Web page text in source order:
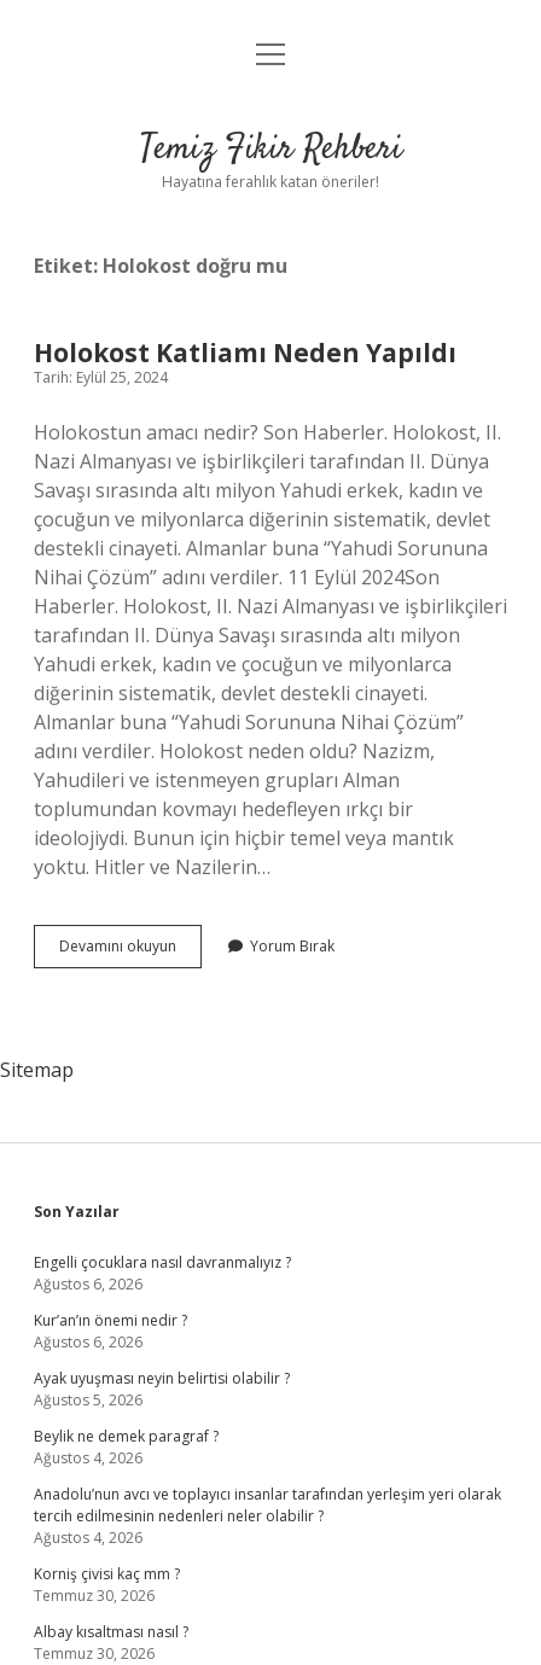
Anasayfa
Yasal Uyarı
menüyü
Temiz Fikir Rehberi
Hayatına ferahlık katan öneriler!
Etiket: Holokost doğru mu
Holokost Katliamı Neden Yapıldı
Tarih: Eylül 25, 2024
Holokostun amacı nedir? Son Haberler. Holokost, II.
Nazi Almanyası ve işbirlikçileri tarafından II. Dünya
Savaşı sırasında altı milyon Yahudi erkek, kadın ve
çocuğun ve milyonlarca diğerinin sistematik, devlet
destekli cinayeti. Almanlar buna “Yahudi Sorununa
Nihai Çözüm” adını verdiler. 11 Eylül 2024Son
Haberler. Holokost, II. Nazi Almanyası ve işbirlikçileri
tarafından II. Dünya Savaşı sırasında altı milyon
Yahudi erkek, kadın ve çocuğun ve milyonlarca
diğerinin sistematik, devlet destekli cinayeti.
Almanlar buna “Yahudi Sorununa Nihai Çözüm”
adını verdiler. Holokost neden oldu? Nazizm,
Yahudileri ve istenmeyen grupları Alman
toplumundan kovmayı hedefleyen ırkçı bir
ideolojiydi. Bunun için hiçbir temel veya mantık
yoktu. Hitler ve Nazilerin…
Devamını okuyun Holokost
Katliamı
Yorum Bırak
Sitemap
Sidebar
Son Yazılar
Engelli çocuklara nasıl davranmalıyız ?
Ağustos 6, 2026
Kur’an’ın önemi nedir ?
Ağustos 6, 2026
Ayak uyuşması neyin belirtisi olabilir ?
Ağustos 5, 2026
Beylik ne demek paragraf ?
Ağustos 4, 2026
Anadolu’nun avcı ve toplayıcı insanlar tarafından yerleşim yeri olarak
tercih edilmesinin nedenleri neler olabilir ?
Ağustos 4, 2026
Korniş çivisi kaç mm ?
Temmuz 30, 2026
Albay kısaltması nasıl ?
Temmuz 30, 2026